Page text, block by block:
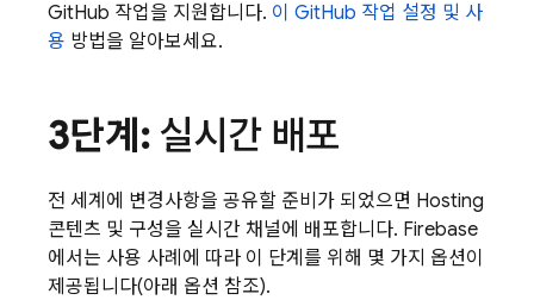
GitHub 작업을 지원합니다. 이 GitHub 작업 설정 및 사
용 방법을 알아보세요.
3단계: 실시간 배포
전 세계에 변경사항을 공유할 준비가 되었으면 Hosting
콘텐츠 및 구성을 실시간 채널에 배포합니다. Firebase
에서는 사용 사례에 따라 이 단계를 위해 몇 가지 옵션이
제공됩니다(아래 옵션 참조).